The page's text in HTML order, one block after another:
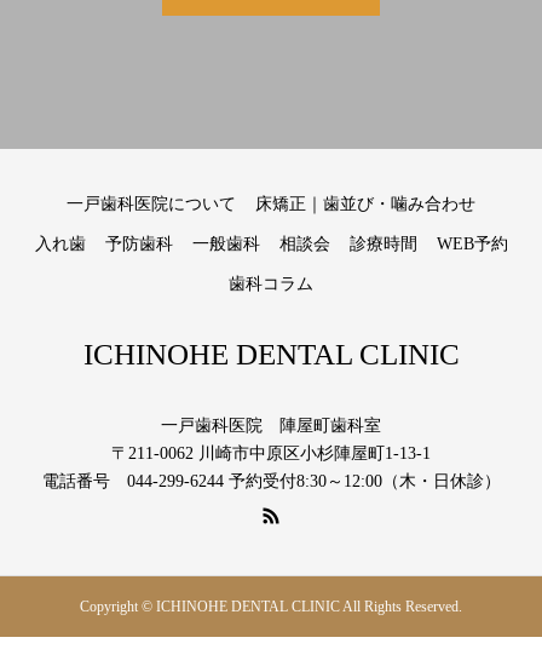
一戸歯科医院について 床矯正｜歯並び・噛み合わせ
入れ歯 予防歯科 一般歯科 相談会 診療時間 WEB予約
歯科コラム
ICHINOHE DENTAL CLINIC
一戸歯科医院 陣屋町歯科室
〒211-0062 川崎市中原区小杉陣屋町1-13-1
電話番号 044-299-6244 予約受付8:30～12:00（木・日休診）
Copyright © ICHINOHE DENTAL CLINIC All Rights Reserved.